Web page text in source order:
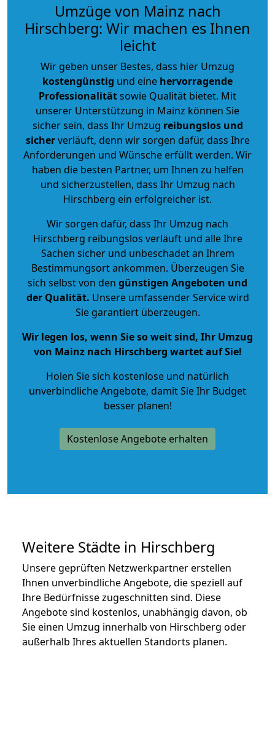
Umzüge von Mainz nach
Hirschberg: Wir machen es Ihnen
leicht
Wir geben unser Bestes, dass hier Umzug
kostengünstig und eine hervorragende
Professionalitätsowie Qualität bietet. Mit
unserer Unterstützung in Mainz können Sie
sicher sein, dass Ihr Umzug reibungslos und
sicherverläuft, denn wir sorgen dafür, dass Ihre
Anforderungen und Wünsche erfüllt werden. Wir
haben die besten Partner, um Ihnen zu helfen
und sicherzustellen, dass Ihr Umzug nach
Hirschberg ein erfolgreicher ist.
Wir sorgen dafür, dass Ihr Umzug nach
Hirschberg reibungslos verläuft und alle Ihre
Sachen sicher und unbeschadet an Ihrem
Bestimmungsort ankommen. Überzeugen Sie
sich selbst von den günstigen Angeboten und
der Qualität. Unsere umfassender Service wird
Sie garantiert überzeugen.
Wir legen los, wenn Sie so weit sind, Ihr Umzug
von Mainz nach Hirschberg wartet auf Sie!
Holen Sie sich kostenlose und natürlich
unverbindliche Angebote, damit Sie Ihr Budget
besser planen!
Kostenlose Angebote erhalten
Weitere Städte in Hirschberg
Unsere geprüften Netzwerkpartner erstellen
Ihnen unverbindliche Angebote, die speziell auf
Ihre Bedürfnisse zugeschnitten sind. Diese
Angebote sind kostenlos, unabhängig davon, ob
Sie einen Umzug innerhalb von Hirschberg oder
außerhalb Ihres aktuellen Standorts planen.